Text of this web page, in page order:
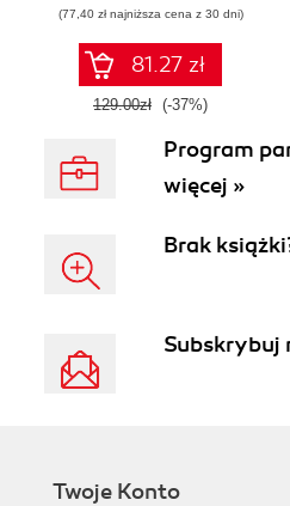
produktywność
(77,40 zł najniższa cena z 30 dni)
81.27 zł
129.00zł (-37%)
Program
więcej »
Brak
Subskrybuj
Twoje Konto